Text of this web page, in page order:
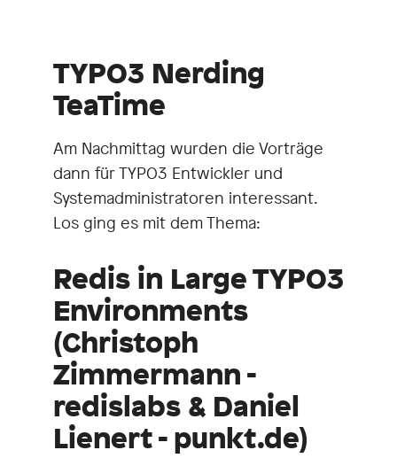
TYPO3 Nerding
TeaTime
Am Nachmittag wurden die Vorträge
dann für TYPO3 Entwickler und
Systemadministratoren interessant.
Los ging es mit dem Thema:
Redis in Large TYPO3
Environments
(Christoph
Zimmermann -
redislabs & Daniel
Lienert - punkt.de)